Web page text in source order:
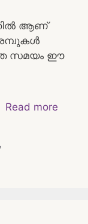
ആണ്
സമയം ഈ
Read more
,